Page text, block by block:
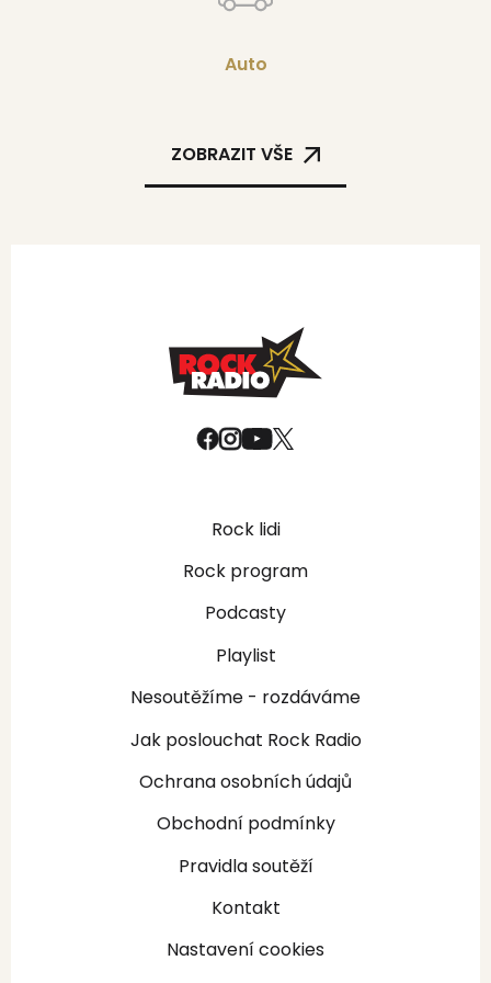
Auto
ZOBRAZIT VŠE
Rock lidi
Rock program
Podcasty
Playlist
Nesoutěžíme - rozdáváme
Jak poslouchat Rock Radio
Ochrana osobních údajů
Obchodní podmínky
Pravidla soutěží
Kontakt
Nastavení cookies